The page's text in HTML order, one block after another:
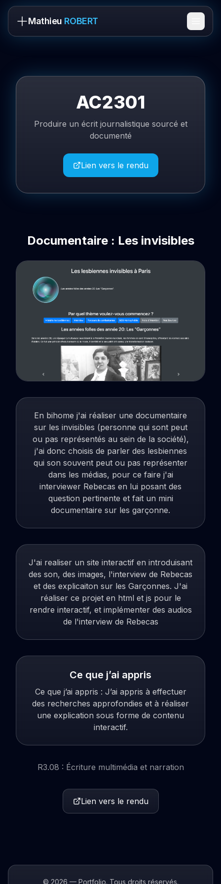
Mathieu ROBERT
AC2301
Produire un écrit journalistique sourcé et
documenté
Lien vers le rendu
Documentaire : Les invisibles
En bihome j'ai réaliser une documentaire
sur les invisibles (personne qui sont peut
ou pas représentés au sein de la société),
j'ai donc choisis de parler des lesbiennes
qui son souvent peut ou pas représenter
dans les médias, pour ce faire j'ai
interviewer Rebecas en lui posant des
question pertinente et fait un mini
documentaire sur les garçonne.
J'ai realiser un site interactif en introduisant
des son, des images, l'interview de Rebecas
et des explicaiton sur les Garçonnes. J'ai
réaliser ce projet en html et js pour le
rendre interactif, et implémenter des audios
de l'interview de Rebecas
Ce que j’ai appris
Ce que j’ai appris : J’ai appris à effectuer
des recherches approfondies et à réaliser
une explication sous forme de contenu
interactif.
R3.08 : Écriture multimédia et narration
Lien vers le rendu
© 2026 — Portfolio. Tous droits réservés.